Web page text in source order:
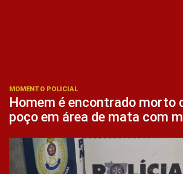
MOMENTO POLICIAL
Homem é encontrado morto
poço em área de mata com